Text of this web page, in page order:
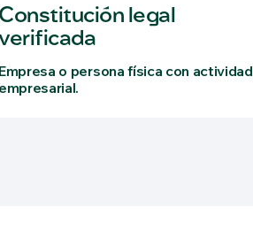
Constitución legal
Empresa o persona física con actividad
empresarial.